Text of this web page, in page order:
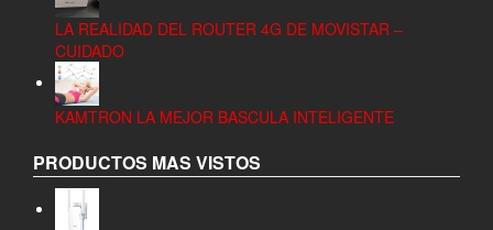
LA REALIDAD DEL ROUTER 4G DE MOVISTAR –
CUIDADO
KAMTRON LA MEJOR BASCULA INTELIGENTE
PRODUCTOS MAS VISTOS